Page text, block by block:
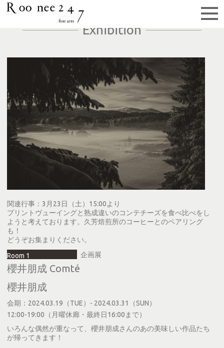
Exhibition
関連行事：3月23日（土）15:00より
プリントヴューイングと熟成違いのコンテチーズを食べ比べをし
ようと考えております。久芳焙煎所のコーヒーとのペアリング
も！
どうぞお集まりください。
Room 1
企画展
櫻井朋成 Comté
櫻井朋成
会期：2024.03.19（TUE）- 2024.03.31（SUN）
12:00-19:00（月曜休廊・最終日16:00まで）
いろんな偶然が重なって、櫻井朋成さんのあの美味しい作品たち
が帰ってきます！